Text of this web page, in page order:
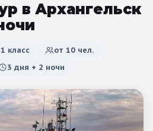
🍂 Осенние
🌸 Весенние
☀️ Летние
🎄 Новогодние
туры
🌷 Весенние
каникулы
🎓 Выпускные
в Архангельск
класс от 10 чел.
3 дня + 2 ночи